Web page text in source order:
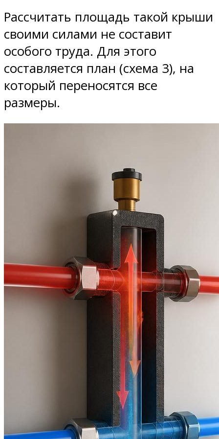
Рассчитать площадь такой крыши
своими силами не составит
особого труда. Для этого
составляется план (схема 3), на
который переносятся все
размеры.